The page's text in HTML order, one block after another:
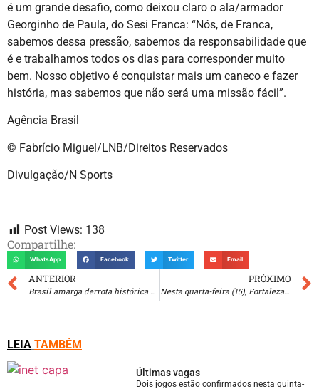
é um grande desafio, como deixou claro o ala/armador
Georginho de Paula, do Sesi Franca: “Nós, de Franca,
sabemos dessa pressão, sabemos da responsabilidade que
é e trabalhamos todos os dias para corresponder muito
bem. Nosso objetivo é conquistar mais um caneco e fazer
história, mas sabemos que não será uma missão fácil”.
Agência Brasil
© Fabrício Miguel/LNB/Direitos Reservados
Divulgação/N Sports
Post Views: 138
Compartilhe:
WhatsApp Facebook Twitter Email
ANTERIOR PRÓXIMO
Nesta quarta-feira (15), Fortaleza e Vasco
LEIA TAMBÉM
Últimas vagas
Dois jogos estão confirmados nesta quinta-